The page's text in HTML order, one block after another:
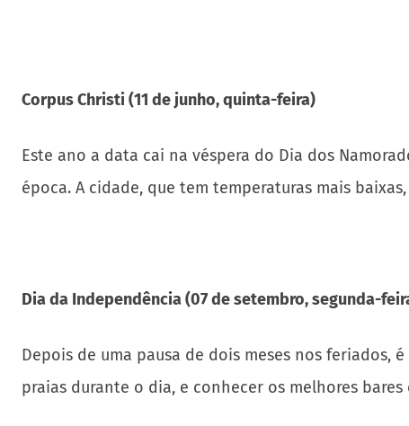
Corpus Christi (11 de junho, quinta-feira)
Este ano a data cai na véspera do Dia dos
época. A cidade, que tem temperaturas mais
Dia da Independência (07 de setembro, segunda-
Depois de uma pausa de dois meses nos feriados,
praias durante o dia, e conhecer os melhores